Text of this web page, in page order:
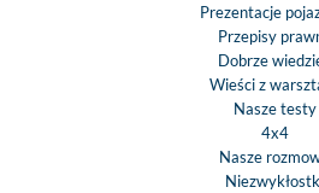
Prezentacje
Przepisy
Dobrze
Wieści z
Nasze testy
4x4
Nasze